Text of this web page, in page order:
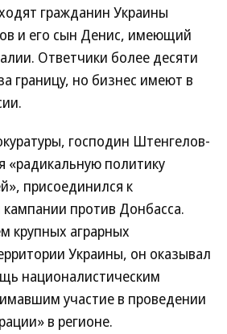
гражданин Украины
и его сын Денис, имеющий
Ответчики более десяти
границу, но бизнес имеют в
господин Штенгелов-
«радикальную политику
присоединился к
кампании против Донбасса.
крупных аграрных
Украины, он оказывал
националистическим
участие в проведении
в регионе.